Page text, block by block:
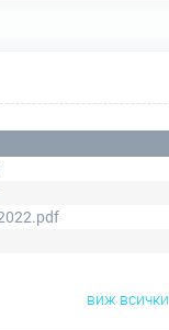
виж всички